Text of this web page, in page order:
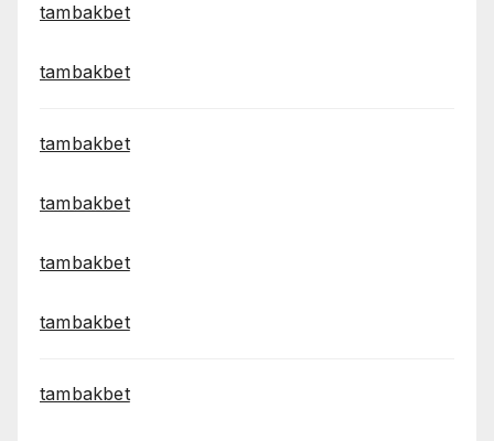
tambakbet
tambakbet
tambakbet
tambakbet
tambakbet
tambakbet
tambakbet